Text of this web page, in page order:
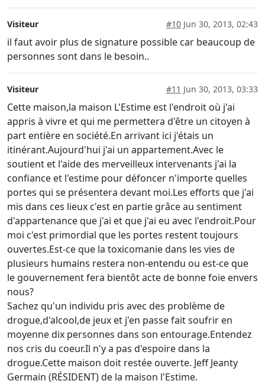
Visiteur #10 Jun 30, 2013, 02:43
il faut avoir plus de signature possible car beaucoup de
personnes sont dans le besoin..
Visiteur #11 Jun 30, 2013, 03:33
Cette maison,la maison L'Estime est l'endroit où j'ai
appris à vivre et qui me permettera d'être un citoyen à
part entière en société.En arrivant ici j'étais un
itinérant.Aujourd'hui j'ai un appartement.Avec le
soutient et l'aide des merveilleux intervenants j'ai la
confiance et l'estime pour défoncer n'importe quelles
portes qui se présentera devant moi.Les efforts que j'ai
mis dans ces lieux c'est en partie grâce au sentiment
d'appartenance que j'ai et que j'ai eu avec l'endroit.Pour
moi c'est primordial que les portes restent toujours
ouvertes.Est-ce que la toxicomanie dans les vies de
plusieurs humains restera non-entendu ou est-ce que
le gouvernement fera bientôt acte de bonne foie envers
nous?
Sachez qu'un individu pris avec des problème de
drogue,d'alcool,de jeux et j'en passe fait soufrir en
moyenne dix personnes dans son entourage.Entendez
nos cris du coeur.Il n'y a pas d'espoire dans la
drogue.Cette maison doit restée ouverte. Jeff Jeanty
Germain (RÉSIDENT) de la maison l'Estime.